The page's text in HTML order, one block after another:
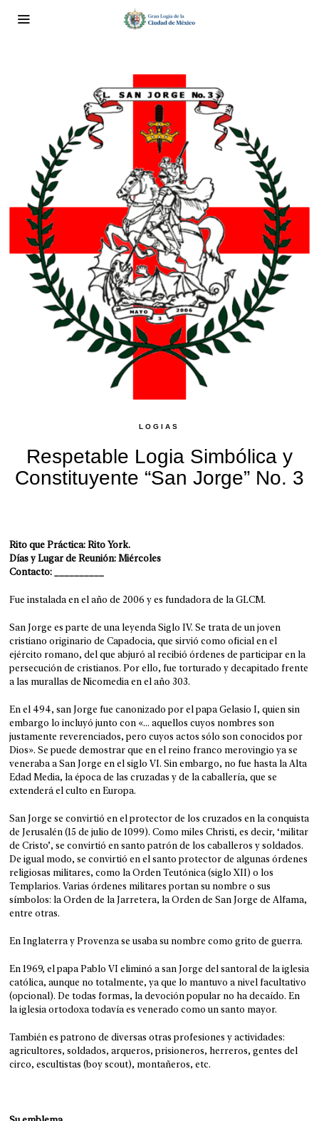
LOGIAS
Respetable Logia Simbólica y
Constituyente “San Jorge” No. 3
Rito que Práctica: Rito York.
Días y Lugar de Reunión: Miércoles
Contacto: __________
Fue instalada en el año de 2006 y es fundadora de la GLCM.
San Jorge es parte de una leyenda Siglo IV. Se trata de un joven
cristiano originario de Capadocia, que sirvió como oficial en el
ejército romano, del que abjuró al recibió órdenes de participar en la
persecución de cristianos. Por ello, fue torturado y decapitado frente
a las murallas de Nicomedia en el año 303.
En el 494, san Jorge fue canonizado por el papa Gelasio I, quien sin
embargo lo incluyó junto con «… aquellos cuyos nombres son
justamente reverenciados, pero cuyos actos sólo son conocidos por
Dios». Se puede demostrar que en el reino franco merovingio ya se
veneraba a San Jorge en el siglo VI. Sin embargo, no fue hasta la Alta
Edad Media, la época de las cruzadas y de la caballería, que se
extenderá el culto en Europa.
San Jorge se convirtió en el protector de los cruzados en la conquista
de Jerusalén (15 de julio de 1099). Como miles Christi, es decir, ‘militar
de Cristo’, se convirtió en santo patrón de los caballeros y soldados.
De igual modo, se convirtió en el santo protector de algunas órdenes
religiosas militares, como la Orden Teutónica (siglo XII) o los
Templarios. Varias órdenes militares portan su nombre o sus
símbolos: la Orden de la Jarretera, la Orden de San Jorge de Alfama,
entre otras.
En Inglaterra y Provenza se usaba su nombre como grito de guerra.
En 1969, el papa Pablo VI eliminó a san Jorge del santoral de la iglesia
católica, aunque no totalmente, ya que lo mantuvo a nivel facultativo
(opcional). De todas formas, la devoción popular no ha decaído. En
la iglesia ortodoxa todavía es venerado como un santo mayor.
También es patrono de diversas otras profesiones y actividades:
agricultores, soldados, arqueros, prisioneros, herreros, gentes del
circo, escultistas (boy scout), montañeros, etc.